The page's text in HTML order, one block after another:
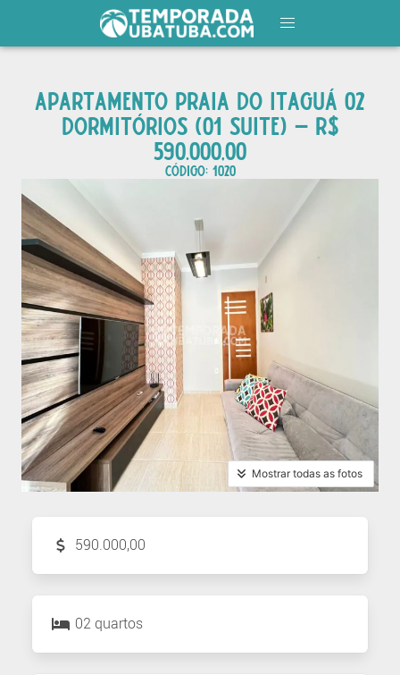
APARTAMENTO PRAIA DO ITAGUÁ 02
DORMITÓRIOS (01 SUITE) – R$
590.000,00
CÓDIGO: 1020
Mostrar todas as fotos
590.000,00
02 quartos